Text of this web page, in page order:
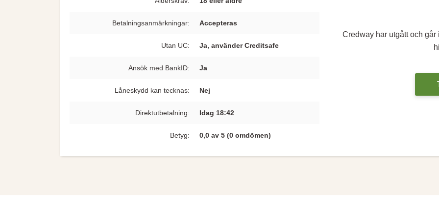
Betalningsanmärkningar: Accepteras
Utan UC: Ja, använder Creditsafe
Ansök med BankID: Ja
Låneskydd kan tecknas: Nej
Direkt­utbetalning: Idag 18:42
Betyg: 0,0 av 5 (0 omdömen)
Credway har utgått och